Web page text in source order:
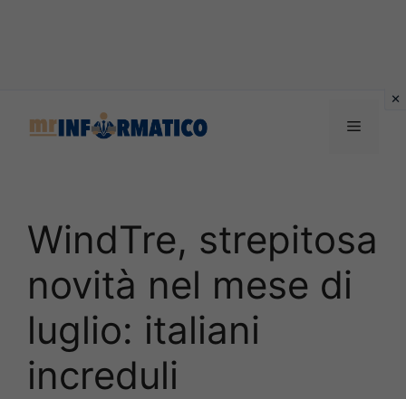
Menu
WindTre, strepitosa
novità nel mese di
luglio: italiani
increduli